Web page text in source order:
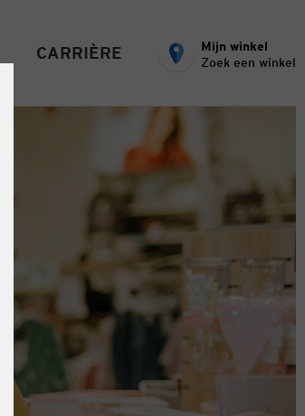
CARRIÈRE
Mijn winkel
Zoek een winkel